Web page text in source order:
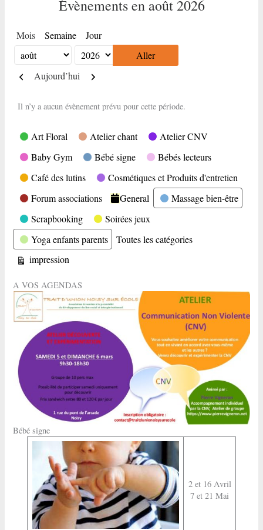
Évènements en août 2026
Mois Semaine Jour
Mois
Année
Précédent
Aujourd’hui Suivant
Il n’y a aucun évènement prévu pour cette période.
Catégories
Art Floral Atelier chant
Atelier CNV
Baby Gym
Bébé signe
Bébés lecteurs
Café des lutins
Cosmétiques et Produits d'entretien
Forum associations
General
Massage bien-être
Scrapbooking
Soirées jeux
Yoga enfants parents
Toutes les catégories
Vue
impression
A VOS AGENDAS
Bébé signe
2 et 16 Avril
7 et 21 Mai